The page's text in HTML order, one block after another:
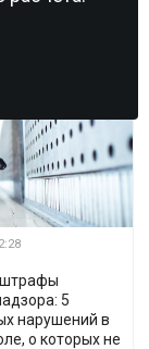
и технику.
использует
5
нарушений в
о которых не